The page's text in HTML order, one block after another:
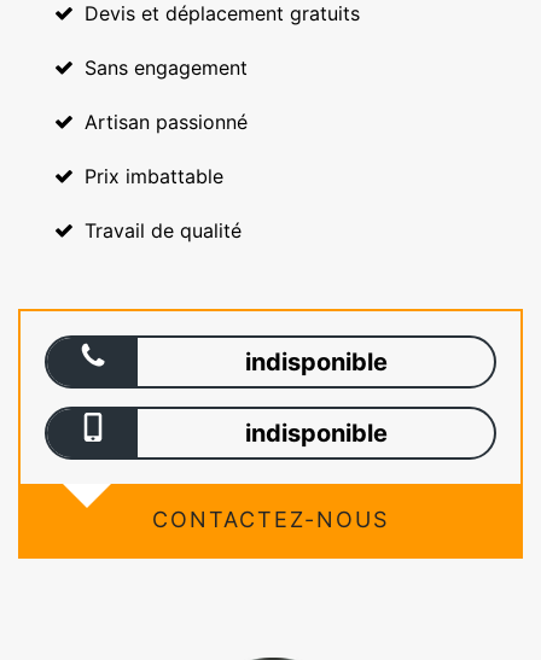
Devis et déplacement gratuits
Sans engagement
Artisan passionné
Prix imbattable
Travail de qualité
indisponible
indisponible
CONTACTEZ-NOUS